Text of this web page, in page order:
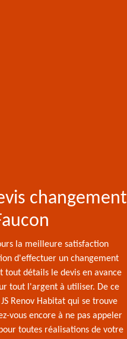
changement
la meilleure satisfaction
d'effectuer un changement
détails le devis en avance
tout l'argent à utiliser. De ce
Renov Habitat qui se trouve
vous encore à ne pas appeler
toutes réalisations de votre